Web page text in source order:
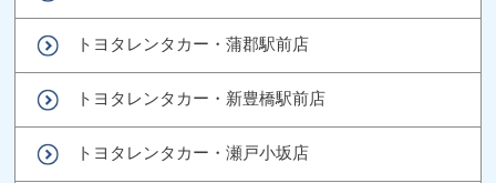
トヨタレンタカー・蒲郡駅前店
トヨタレンタカー・新豊橋駅前店
トヨタレンタカー・瀬戸小坂店